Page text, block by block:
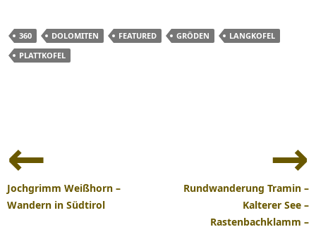
360 DOLOMITEN FEATURED GRÖDEN
LANGKOFEL
PLATTKOFEL
Navigation
Jochgrimm Weißhorn –
Wandern in Südtirol
Rundwanderung Tramin –
Kalterer See –
Rastenbachklamm –